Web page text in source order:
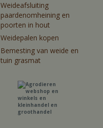
Weideafsluiting
paardenomheining en
poorten in hout
Weidepalen kopen
Bemesting van weide en
tuin grasmat